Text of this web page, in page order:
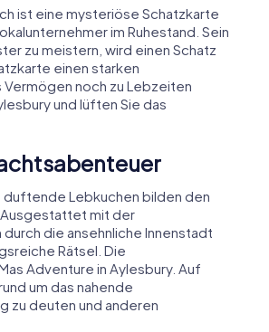
ist eine mysteriöse Schatzkarte
im Ruhestand. Sein
zu meistern, wird einen Schatz
einen starken
Vermögen noch zu Lebzeiten
und lüften Sie das
duftende Lebkuchen bilden den
Ausgestattet mit der
die ansehnliche Innenstadt
Rätsel. Die
Adventure in Aylesbury. Auf
um das nahende
zu deuten und anderen